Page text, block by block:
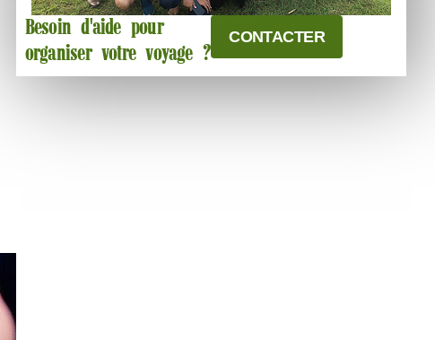
Besoin d'aide pour
organiser votre voyage ?
CONTACTER